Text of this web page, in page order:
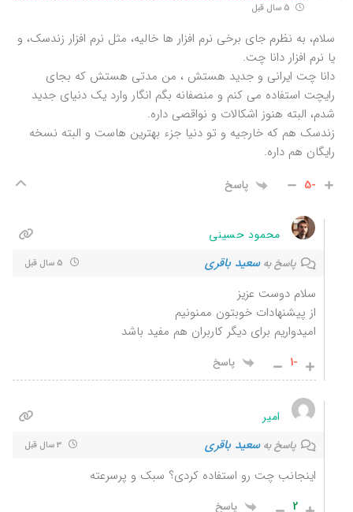
سلام، به نظرم جای برخی نرم افزار ها خالیه، مثل نرم افزار زندسک، و
یا نرم افزار دانا چت.
دانا چت ایرانی و جدید هستش ، من مدتی هستش که بجای
رایچت استفاده می کنم و منصفانه بگم انگار وارد یک دنیای جدید
شدم، البته هنوز اشکالات و نواقصی داره.
زندسک هم که خارجیه و تو دنیا جزء بهترین هاست و البته نسخه
رایگان هم داره.
-5 پاسخ
محمود حسینی
پاسخ بهسعید باقری
سلام دوست عزیز
از پیشنهادات خوبتون ممنونیم
امیدواریم برای دیگر کاربران هم مفید باشد
-1 پاسخ
امیر
پاسخ بهسعید باقری
اینجانب چت رو استفاده کردی؟ سبک و پرسرعته
2 پاسخ